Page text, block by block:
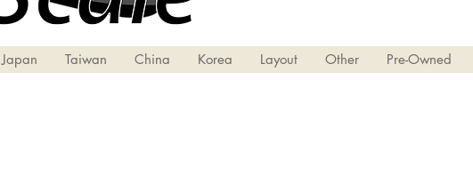
Japan Taiwan China Korea Layout Other Pre-Owned